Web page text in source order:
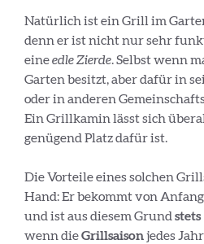
Natürlich ist ein Grill im
denn er ist nicht nur sehr
eineedle Zierde. Selbst wenn
Garten besitzt, aber dafür in
oder in anderen
Ein Grillkamin lässt sich
genügend Platz dafür ist.
Die Vorteile eines solchen
Hand: Er bekommt von
und ist aus diesem Grund
wenn dieGrillsaisonjedes